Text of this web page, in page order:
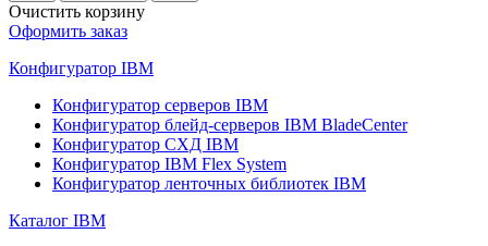
Очистить корзину
Оформить заказ
Конфигуратор IBM
Конфигуратор серверов IBM
Конфигуратор блейд-серверов IBM BladeCenter
Конфигуратор СХД IBM
Конфигуратор IBM Flex System
Конфигуратор ленточных библиотек IBM
Каталог IBM